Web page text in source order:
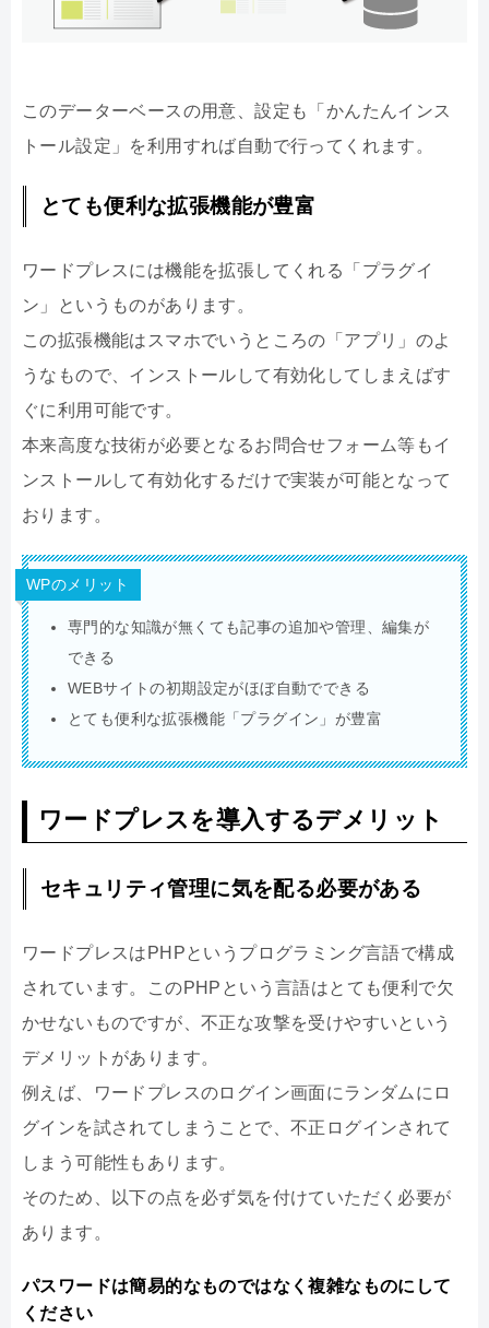
このデーターベースの用意、設定も「かんたんインス
トール設定」を利用すれば自動で行ってくれます。
とても便利な拡張機能が豊富
ワードプレスには機能を拡張してくれる「プラグイ
ン」というものがあります。
この拡張機能はスマホでいうところの「アプリ」のよ
うなもので、インストールして有効化してしまえばす
ぐに利用可能です。
本来高度な技術が必要となるお問合せフォーム等もイ
ンストールして有効化するだけで実装が可能となって
おります。
WPのメリット
専門的な知識が無くても記事の追加や管理、編集が
できる
WEBサイトの初期設定がほぼ自動でできる
とても便利な拡張機能「プラグイン」が豊富
ワードプレスを導入するデメリット
セキュリティ管理に気を配る必要がある
ワードプレスはPHPというプログラミング言語で構成
されています。このPHPという言語はとても便利で欠
かせないものですが、不正な攻撃を受けやすいという
デメリットがあります。
例えば、ワードプレスのログイン画面にランダムにロ
グインを試されてしまうことで、不正ログインされて
しまう可能性もあります。
そのため、以下の点を必ず気を付けていただく必要が
あります。
パスワードは簡易的なものではなく複雑なものにして
ください